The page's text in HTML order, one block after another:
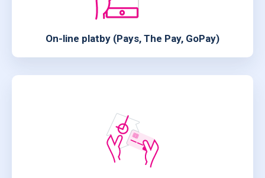
On-line platby (Pays, The Pay, GoPay)